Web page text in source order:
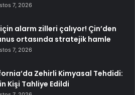
7, 2026
alarm zilleri çalıyor! Çin’den
ortasında stratejik hamle
7, 2026
Zehirli Kimyasal Tehdidi:
Kişi Tahliye Edildi